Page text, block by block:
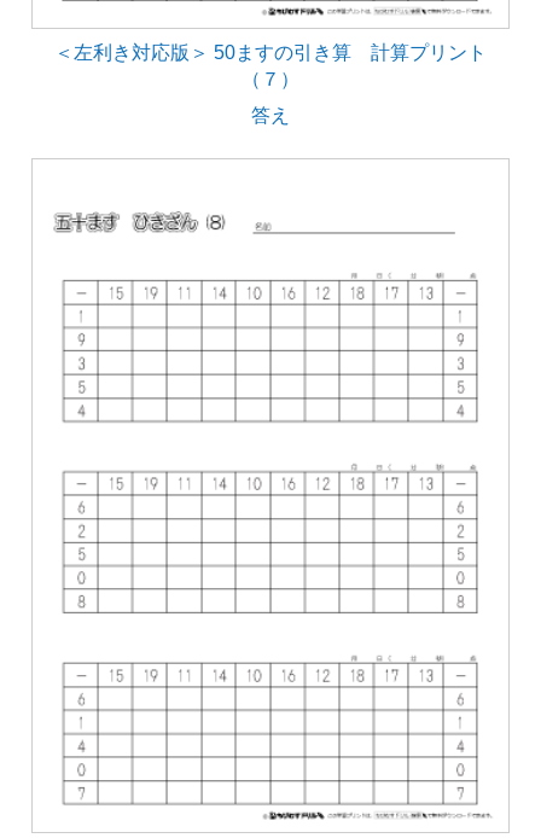
＜左利き対応版＞ 50ますの引き算 計算プリント
（７）
答え